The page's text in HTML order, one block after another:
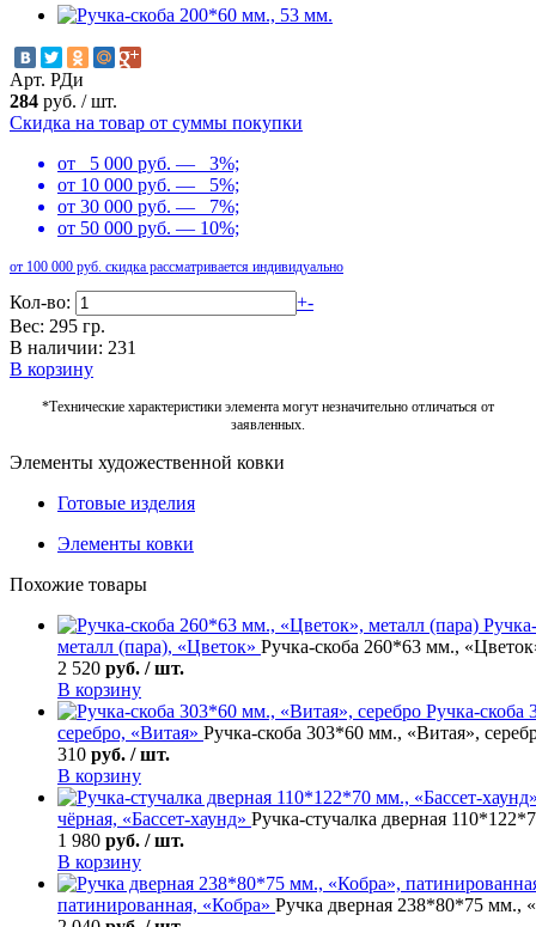
Арт. РДи
284 руб. /шт.
Скидка на товар от суммы покупки
от 5 000 руб. — 3%;
от 10 000 руб. — 5%;
от 30 000 руб. — 7%;
от 50 000 руб. — 10%;
от 100 000 руб. скидка рассматривается индивидуально
Кол-во: +-
Вес: 295 гр.
В наличии: 231
В корзину
*Технические характеристики элемента могут незначительно отличаться от
заявленных.
Элементы художественной ковки
Готовые изделия
Элементы ковки
Похожие товары
металл (пара), «Цветок» Ручка-скоба 260*63 мм.,
2 520 руб. / шт.
В корзину
Ручка-скоба
серебро, «Витая» Ручка-скоба 303*60 мм., «Витая»,
310 руб. / шт.
В корзину
чёрная, «Бассет-хаунд» Ручка-стучалка дверная
1 980 руб. / шт.
В корзину
патинированная, «Кобра» Ручка дверная 238*80*75 мм.,